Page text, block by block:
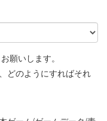
願いします。
どのようにすればそれ